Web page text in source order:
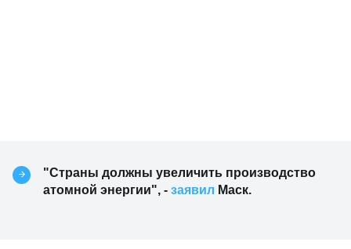
"Страны должны увеличить производство
атомной энергии", - заявил Маск.